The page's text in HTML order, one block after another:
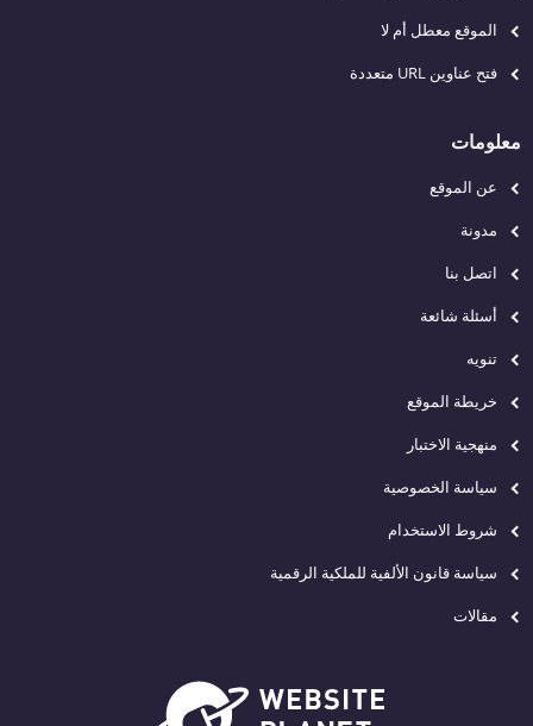
الموقع معطل أم لا
فتح عناوين URL متعددة
معلومات
عن الموقع
مدونة
اتصل بنا
أسئلة شائعة
تنويه
خريطة الموقع
منهجية الاختبار
سياسة الخصوصية
شروط الاستخدام
سياسة قانون الألفية للملكية الرقمية
مقالات